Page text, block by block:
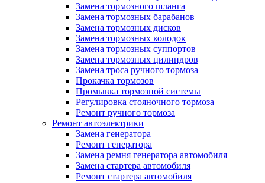
Замена тормозного шланга
Замена тормозных барабанов
Замена тормозных дисков
Замена тормозных колодок
Замена тормозных суппортов
Замена тормозных цилиндров
Замена троса ручного тормоза
Прокачка тормозов
Промывка тормозной системы
Регулировка стояночного тормоза
Ремонт ручного тормоза
Ремонт автоэлектрики
Замена генератора
Ремонт генератора
Замена ремня генератора автомобиля
Замена стартера автомобиля
Ремонт стартера автомобиля